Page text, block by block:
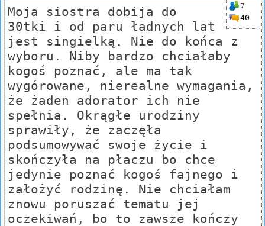
7
40
Moja siostra dobija do
30tki i od paru ładnych lat
jest singielką. Nie do końca z
wyboru. Niby bardzo chciałaby
kogoś poznać, ale ma tak
wygórowane, nierealne wymagania,
że żaden adorator ich nie
spełnia. Okrągłe urodziny
sprawiły, że zaczęła
podsumowywać swoje życie i
skończyła na płaczu bo chce
jedynie poznać kogoś fajnego i
założyć rodzinę. Nie chciałam
znowu poruszać tematu jej
oczekiwań, bo to zawsze kończy